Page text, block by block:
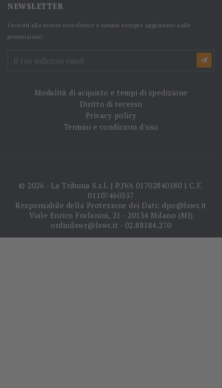
NEWSLETTER
Iscriviti alla nostra newsletter e rimani sempre aggiornato sulle
promozioni!
Modalità di acquisto e tempi di spedizione
Diritto di recesso
Privacy policy
Termini e condizioni d'uso
© 2026 - La Tribuna S.r.l. | P.IVA 01702840180 | C.F.
01107460337
Responsabile della Protezione dei Dati: dpo@lswr.it
Viale Enrico Forlanini, 21 - 20134 Milano (MI)
ordinilswr@lswr.it - 02.88184.270